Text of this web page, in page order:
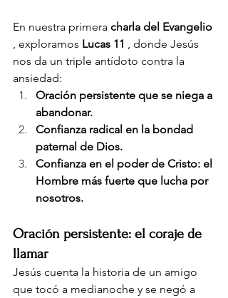
En nuestra primera charla del Evangelio
, exploramos Lucas 11
, donde Jesús
nos da un triple antídoto contra la
ansiedad:
Oración persistente que se niega a
abandonar.
Confianza radical en la bondad
paternal de Dios.
Confianza en el poder de Cristo: el
Hombre más fuerte que lucha por
nosotros.
Oración persistente: el coraje de
llamar
Jesús cuenta la historia de un amigo
que tocó a medianoche y se negó a